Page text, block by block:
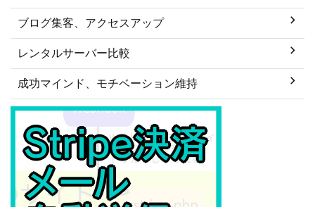
ブログ集客、アクセスアップ
レンタルサーバー比較
成功マインド、モチベーション維持